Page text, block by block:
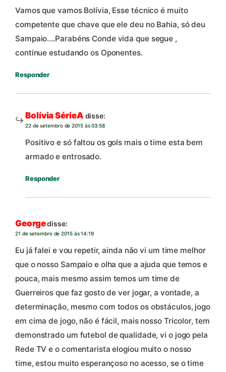
Vamos que vamos Bolívia, Esse técnico é muito
competente que chave que ele deu no Bahia, só deu
Sampaio….Parabéns Conde vida que segue ,
continue estudando os Oponentes.
Responder
Bolívia SérieA disse:
22 de setembro de 2015 às 03:58
Positivo e só faltou os gols mais o time esta bem
armado e entrosado.
Responder
Georgedisse:
21 de setembro de 2015 às 14:19
Eu já falei e vou repetir, ainda não vi um time melhor
que o nosso Sampaio e olha que a ajuda que temos e
pouca, mais mesmo assim temos um time de
Guerreiros que faz gosto de ver jogar, a vontade, a
determinação, mesmo com todos os obstáculos, jogo
em cima de jogo, não é fácil, mais nosso Tricolor, tem
demonstrado um futebol de qualidade, vi o jogo pela
Rede TV e o comentarista elogiou muito o nosso
time, estou muito esperançoso no acesso, se o time